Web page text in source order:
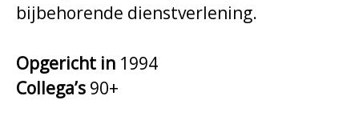
bijbehorende dienstverlening.
Opgericht in 1994
Collega’s 90+